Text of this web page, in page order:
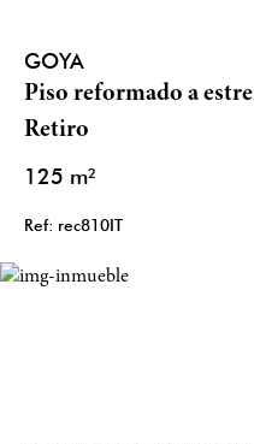
GOYA
Piso reformado a
Retiro
125 m²
Ref: rec810IT